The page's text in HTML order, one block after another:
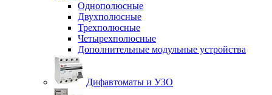
Однополюсные
Двухполюсные
Трехполюсные
Четырехполюсные
Дополнительные модульные устройства
Дифавтоматы и УЗО